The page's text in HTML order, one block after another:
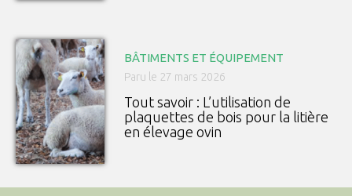
BÂTIMENTS ET ÉQUIPEMENT
Paru le 27 mars 2026
Tout savoir : L’utilisation de
plaquettes de bois pour la litière
en élevage ovin